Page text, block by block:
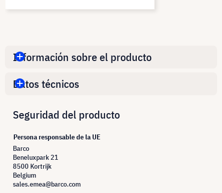
Información sobre el producto
Datos técnicos
Seguridad del producto
Persona responsable de la UE
Barco
Beneluxpark 21
8500 Kortrijk
Belgium
sales.emea@barco.com